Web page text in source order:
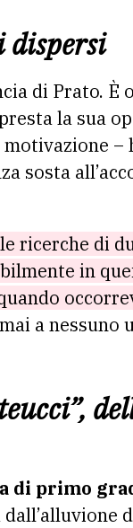
dispersi
di Prato. È
la sua
–
sosta
ricerche di
in
a nessuno
di primo